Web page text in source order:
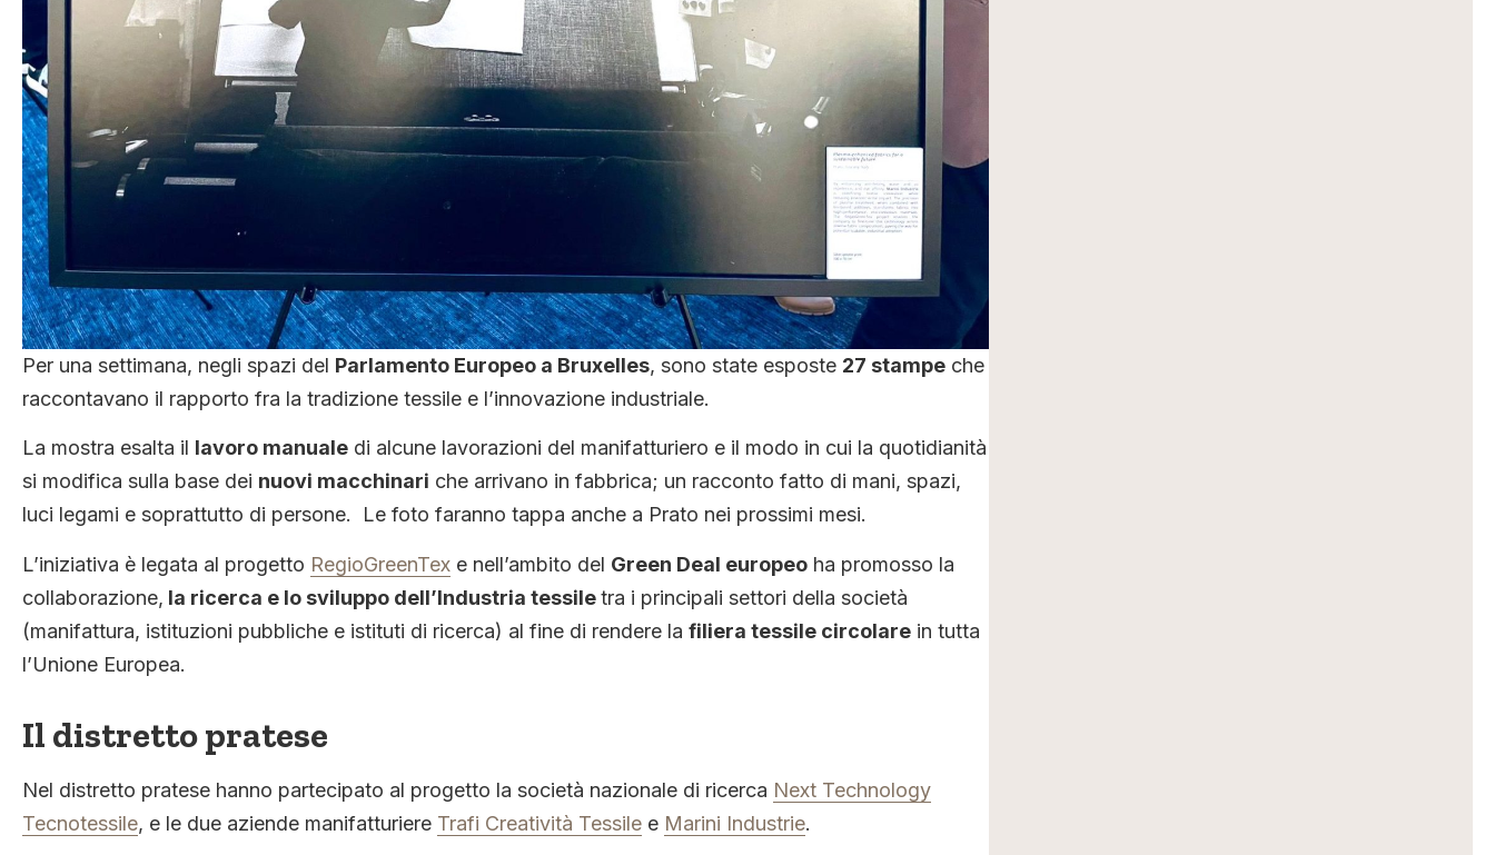
Per una settimana, negli spazi del Parlamento Europeo a Bruxelles, sono state esposte 27 stampe che
raccontavano il rapporto fra la tradizione tessile e l’innovazione industriale.
La mostra esalta il lavoro manuale di alcune lavorazioni del manifatturiero e il modo in cui la quotidianità
si modifica sulla base dei nuovi macchinari che arrivano in fabbrica; un racconto fatto di mani, spazi,
luci legami e soprattutto di persone. Le foto faranno tappa anche a Prato nei prossimi mesi.
L’iniziativa è legata al progetto RegioGreenTex e nell’ambito del Green Deal europeo ha promosso la
collaborazione, la ricerca e lo sviluppo dell’Industria tessiletra i principali settori della società
(manifattura, istituzioni pubbliche e istituti di ricerca) al fine di rendere la filiera tessile circolare in tutta
l’Unione Europea.
Il distretto pratese
Nel distretto pratese hanno partecipato al progetto la società nazionale di ricerca Next Technology
Tecnotessile, e le due aziende manifatturiere Trafi Creatività Tessile e Marini Industrie.